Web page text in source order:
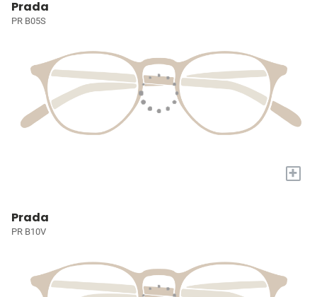
Prada
PR B05S
+
Prada
PR B10V